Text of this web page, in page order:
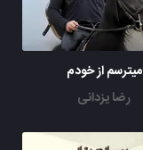
میترسم از خودم
رضا یزدانی